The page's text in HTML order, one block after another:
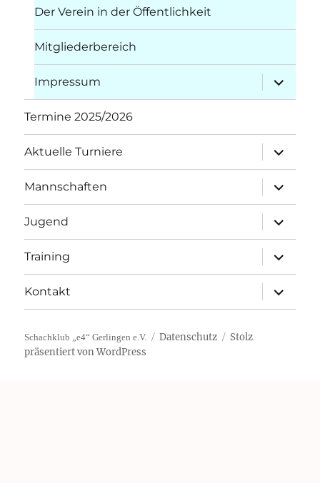
Der Verein in der Öffentlichkeit
Mitgliederbereich
Impressum
öffnen
Termine 2025/2026
Aktuelle Turniere
öffnen
Mannschaften
öffnen
Jugend
öffnen
Training
öffnen
Kontakt
öffnen
Schachklub „e4“ Gerlingen e.V. Datenschutz
Stolz
präsentiert von WordPress